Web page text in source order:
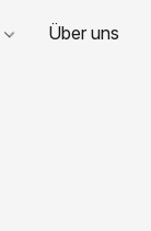
Über uns